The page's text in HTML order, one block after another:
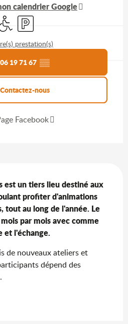
calendrier Google
Accès handicapés
Parking
prestation(s)
du moment
06 19 71 67 ▒▒
Contactez-nous
Facebook
est un tiers lieu destiné aux
profiter d'animations
tout au long de l'année. Le
par mois avec comme
et l'échange.
de nouveaux ateliers et
dépend des